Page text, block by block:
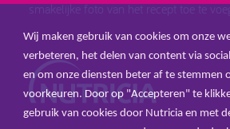
smakelijke foto van het recept toe te
Wij maken gebruik van cookies om onze
verbeteren, het delen van content via
en om onze diensten beter af te stemmen
voorkeuren. Door op "Accepteren" te
gebruik van cookies door Nutricia en met